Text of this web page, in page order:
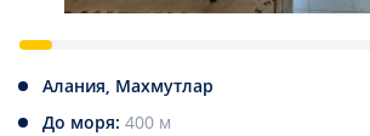
Алания, Махмутлар
До моря: 400 м